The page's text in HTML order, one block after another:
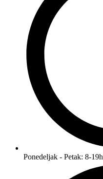
Ponedeljak - Petak: 8-19h